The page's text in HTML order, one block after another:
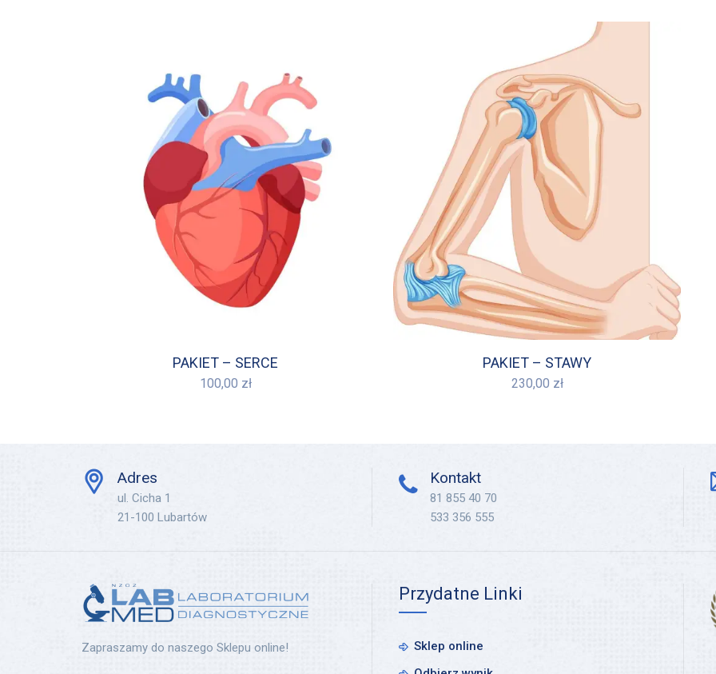
PAKIET – SERCE
100,00 zł
PAKIET – STAWY
230,00 zł
Adres
ul. Cicha 1
21-100 Lubartów
Kontakt
81 855 40 70
533 356 555
Zapraszamy do naszego Sklepu online!
Przydatne Linki
Sklep online